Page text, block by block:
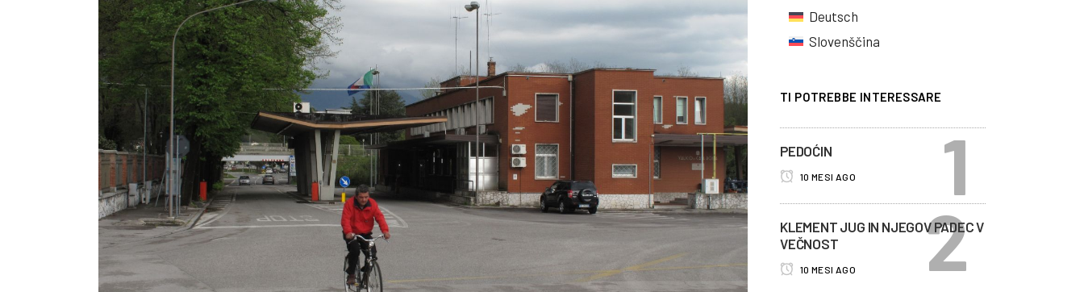
Deutsch
Slovenščina
TI POTREBBE INTERESSARE
PEDOĆIN
10 MESI AGO
KLEMENT JUG IN NJEGOV PADEC V
VEČNOST
10 MESI AGO